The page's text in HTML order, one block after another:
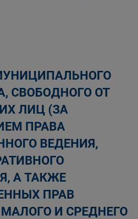
СВОБОДНОГО ОТ
ЛИЦ (ЗА
ПРАВА
ВЕДЕНИЯ,
А ТАКЖЕ
ПРАВ
И СРЕДНЕГО